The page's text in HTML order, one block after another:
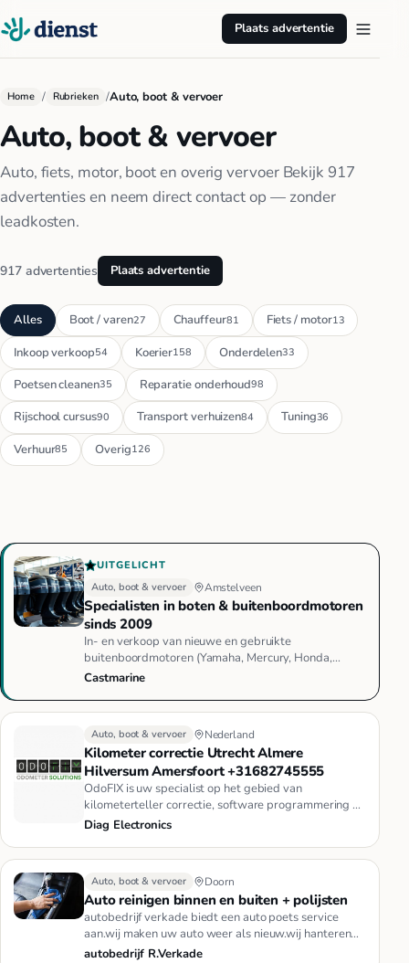
Plaats advertentie
Home / Rubrieken /Auto, boot & vervoer
Auto, boot & vervoer
Auto, fiets, motor, boot en overig vervoer Bekijk 917
advertenties en neem direct contact op — zonder
leadkosten.
917 advertenties Plaats advertentie
Alles Boot / varen27 Chauffeur81 Fiets / motor13
Inkoop verkoop54 Koerier158 Onderdelen33
Poetsen cleanen35 Reparatie onderhoud98
Rijschool cursus90 Transport verhuizen84 Tuning36
Verhuur85 Overig126
UITGELICHT
Auto, boot & vervoer
Amstelveen
Specialisten in boten & buitenboordmotoren
sinds 2009
In- en verkoop van nieuwe en gebruikte
buitenboordmotoren (Yamaha, Mercury, Honda,
Suzuki e.a.), elektrische fluistermot…
Castmarine
Auto, boot & vervoer Nederland
Kilometer correctie Utrecht Almere
Hilversum Amersfoort +31682745555
OdoFIX is uw specialist op het gebied van
kilometerteller correctie, software programmering en
teller reparatie.Redenen …
Diag Electronics
Auto, boot & vervoer Doorn
Auto reinigen binnen en buiten + polijsten
autobedrijf verkade biedt een auto poets service
aan.wij maken uw auto weer als nieuw.wij hanteren
de volgende prijzen:v…
autobedrijf R.Verkade